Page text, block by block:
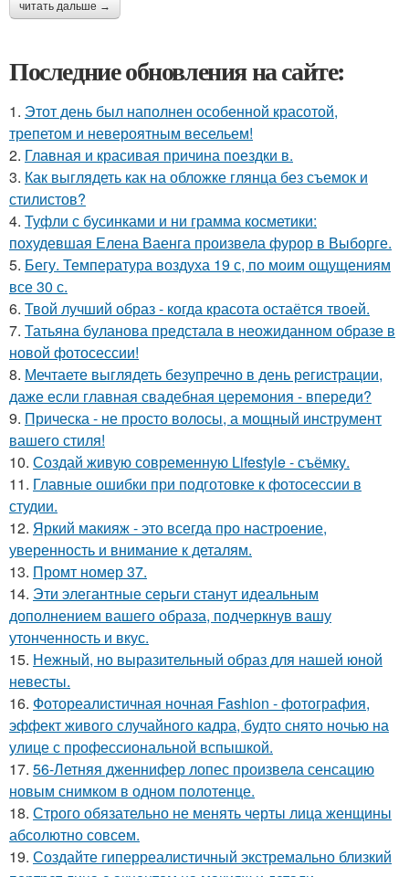
читать дальше →
Последние обновления на сайте:
1. Этот день был наполнен особенной красотой,
трепетом и невероятным весельем!
2. Главная и красивая причина поездки в.
3. Как выглядеть как на обложке глянца без съемок и
стилистов?
4. Туфли с бусинками и ни грамма косметики:
похудевшая Елена Ваенга произвела фурор в Выборге.
5. Бегу. Температура воздуха 19 с, по моим ощущениям
все 30 с.
6. Твой лучший образ - когда красота остаётся твоей.
7. Татьяна буланова предстала в неожиданном образе в
новой фотосессии!
8. Мечтаете выглядеть безупречно в день регистрации,
даже если главная свадебная церемония - впереди?
9. Прическа - не просто волосы, а мощный инструмент
вашего стиля!
10. Создай живую современную Lifestyle - съёмку.
11. Главные ошибки при подготовке к фотосессии в
студии.
12. Яркий макияж - это всегда про настроение,
уверенность и внимание к деталям.
13. Промт номер 37.
14. Эти элегантные серьги станут идеальным
дополнением вашего образа, подчеркнув вашу
утонченность и вкус.
15. Нежный, но выразительный образ для нашей юной
невесты.
16. Фотореалистичная ночная Fashion - фотография,
эффект живого случайного кадра, будто снято ночью на
улице с профессиональной вспышкой.
17. 56-Летняя дженнифер лопес произвела сенсацию
новым снимком в одном полотенце.
18. Строго обязательно не менять черты лица женщины
абсолютно совсем.
19. Создайте гиперреалистичный экстремально близкий